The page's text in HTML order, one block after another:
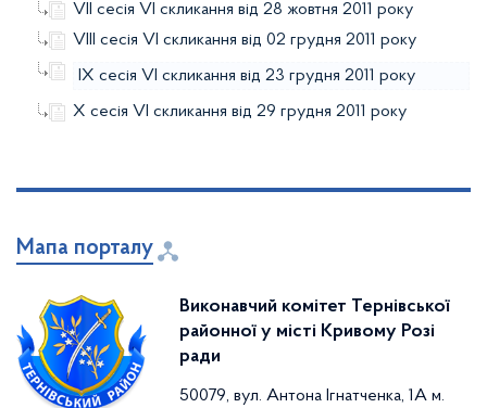
VІІ сесія VІ скликання від 28 жовтня 2011 року
VІІІ сесія VІ скликання від 02 грудня 2011 року
ІХ сесія VІ скликання від 23 грудня 2011 року
Х сесія VІ скликання від 29 грудня 2011 року
Мапа порталу
Виконавчий комітет Тернівської
районної у місті Кривому Розі
ради
50079, вул. Антона Ігнатченка, 1А м.